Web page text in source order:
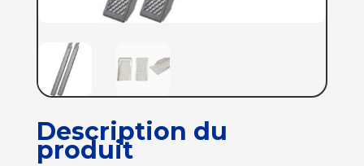
Description du
produit